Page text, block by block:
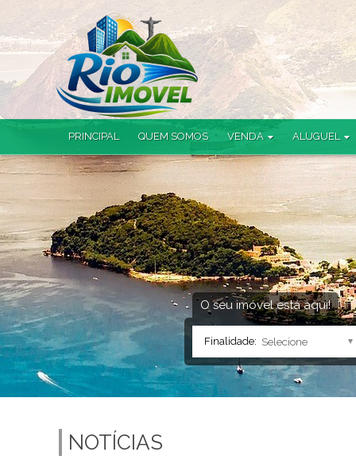
PRINCIPAL QUEM SOMOS VENDA
Apartamento (41)
Casa (6)
Casa em Condomínio (3)
Cobertura (4)
Terreno (1)
ALUGUEL
Loja (1)
O seu imóvel está aqui!
Finalidade:
NOTÍCIAS